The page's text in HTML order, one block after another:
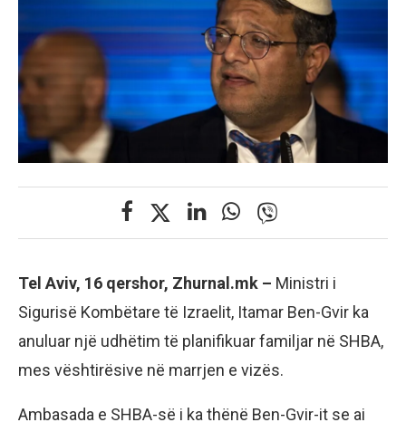
Tel Aviv, 16 qershor, Zhurnal.mk – Ministri i
Sigurisë Kombëtare të Izraelit, Itamar Ben-Gvir ka
anuluar një udhëtim të planifikuar familjar në SHBA,
mes vështirësive në marrjen e vizës.
Ambasada e SHBA-së i ka thënë Ben-Gvir-it se ai